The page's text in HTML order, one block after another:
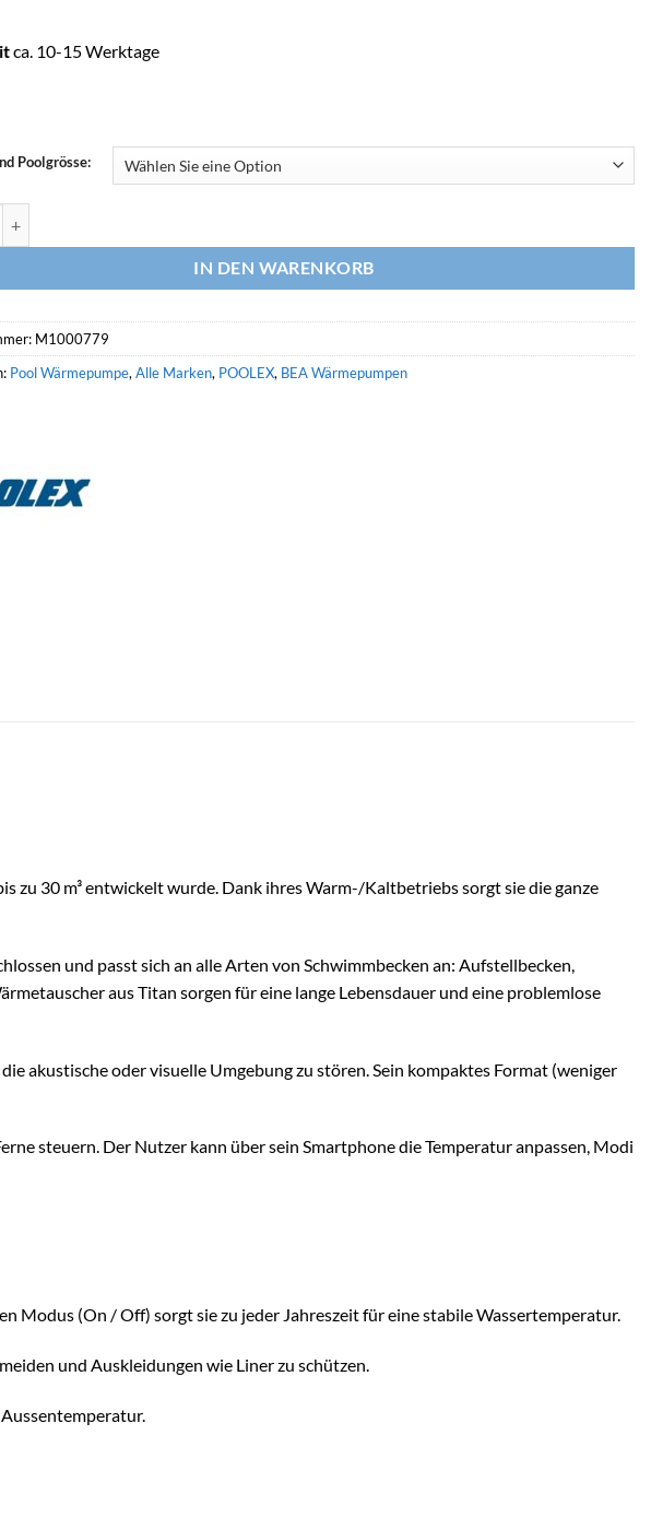
ca. 10-15 Werktage
Poolgrösse:
IN DEN WARENKORB
M1000779
Pool Wärmepumpe,Alle Marken, POOLEX, BEA Wärmepumpen
zu 30 m³ entwickelt wurde. Dank ihres Warm-/Kaltbetriebs sorgt sie die ganze
und passt sich an alle Arten von Schwimmbecken an: Aufstellbecken,
aus Titan sorgen für eine lange Lebensdauer und eine problemlose
akustische oder visuelle Umgebung zu stören. Sein kompaktes Format (weniger
steuern. Der Nutzer kann über sein Smartphone die Temperatur anpassen, Modi
Modus (On / Off) sorgt sie zu jeder Jahreszeit für eine stabile Wassertemperatur.
und Auskleidungen wie Liner zu schützen.